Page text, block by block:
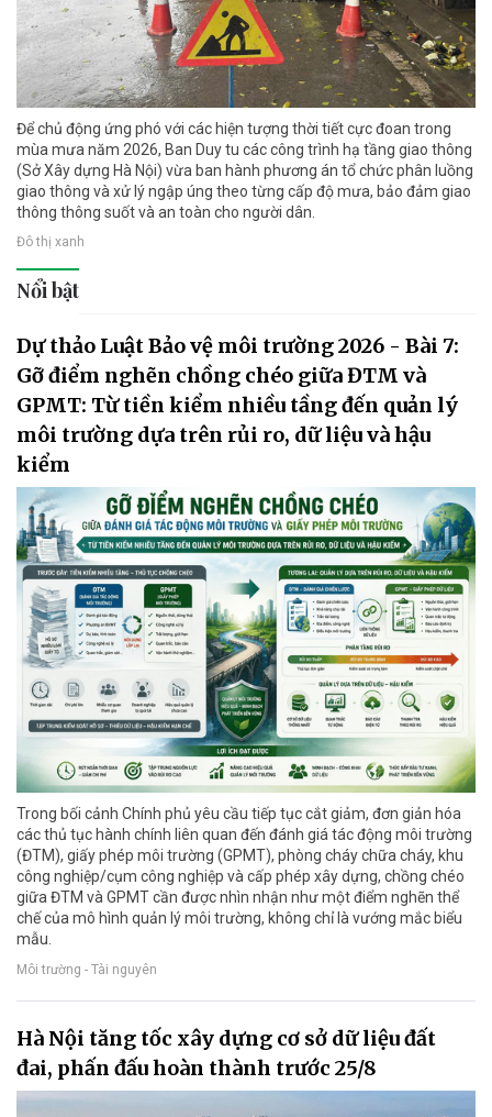
Để chủ động ứng phó với các hiện tượng thời tiết cực đoan trong
mùa mưa năm 2026, Ban Duy tu các công trình hạ tầng giao thông
(Sở Xây dựng Hà Nội) vừa ban hành phương án tổ chức phân luồng
giao thông và xử lý ngập úng theo từng cấp độ mưa, bảo đảm giao
thông thông suốt và an toàn cho người dân.
Đô thị xanh
Nổi bật
Dự thảo Luật Bảo vệ môi trường 2026 - Bài 7:
Gỡ điểm nghẽn chồng chéo giữa ĐTM và
GPMT: Từ tiền kiểm nhiều tầng đến quản lý
môi trường dựa trên rủi ro, dữ liệu và hậu
kiểm
Trong bối cảnh Chính phủ yêu cầu tiếp tục cắt giảm, đơn giản hóa
các thủ tục hành chính liên quan đến đánh giá tác động môi trường
(ĐTM), giấy phép môi trường (GPMT), phòng cháy chữa cháy, khu
công nghiệp/cụm công nghiệp và cấp phép xây dựng, chồng chéo
giữa ĐTM và GPMT cần được nhìn nhận như một điểm nghẽn thể
chế của mô hình quản lý môi trường, không chỉ là vướng mắc biểu
mẫu.
Môi trường - Tài nguyên
Hà Nội tăng tốc xây dựng cơ sở dữ liệu đất
đai, phấn đấu hoàn thành trước 25/8